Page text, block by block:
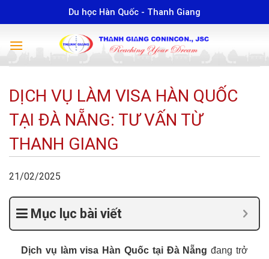
to
Du học Hàn Quốc - Thanh Giang
DỊCH VỤ LÀM VISA HÀN QUỐC
TẠI ĐÀ NẴNG: TƯ VẤN TỪ
THANH GIANG
21/02/2025
Mục lục bài viết
Dịch vụ làm visa Hàn Quốc tại Đà Nẵng đang trở